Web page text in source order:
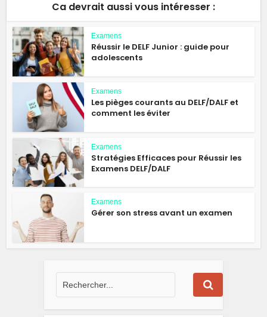
Ca devrait aussi vous intéresser :
Examens
Réussir le DELF Junior : guide pour
adolescents
Examens
Les pièges courants au DELF/DALF et
comment les éviter
Examens
Stratégies Efficaces pour Réussir les
Examens DELF/DALF
Examens
Gérer son stress avant un examen